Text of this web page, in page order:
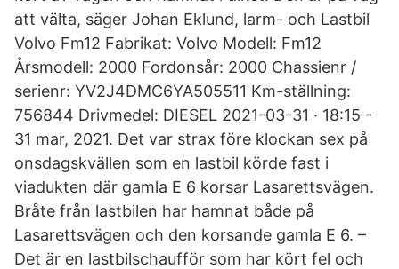
att välta, säger Johan Eklund, larm- och Lastbil
Volvo Fm12 Fabrikat: Volvo Modell: Fm12
Årsmodell: 2000 Fordonsår: 2000 Chassienr /
serienr: YV2J4DMC6YA505511 Km-ställning:
756844 Drivmedel: DIESEL 2021-03-31 · 18:15 -
31 mar, 2021. Det var strax före klockan sex på
onsdagskvällen som en lastbil körde fast i
viadukten där gamla E 6 korsar Lasarettsvägen.
Bråte från lastbilen har hamnat både på
Lasarettsvägen och den korsande gamla E 6. –
Det är en lastbilschaufför som har kört fel och